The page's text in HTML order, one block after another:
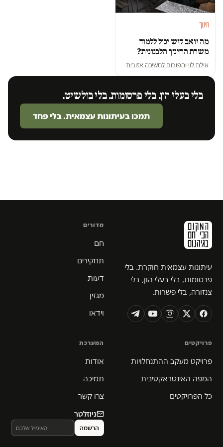
חינוך
מה יואב קיש יכול ללמוד
משרת החינוך הלבנונית?
אילת לוי והפורום לחשיבה אזורית
בלי בעלי הון. בלי פרסומות. בלי בולשיט.
תמכו בעיתונות עצמאית. בלי פחד
עיתונות עצמאית חוקרת. בלי
פרסומות, בלי בעלי הון, בלי
צנזורה, בלי פשרות.
מדורים
חם
תחקירים
דעות
מגזין
וידאו
פרויקטים
פרויקט מעקב ההתנחלויות
המפה האינטראקטיבית
כל הפרויקטים
המערכת
אודות
תמיכה
צרו קשר
ניוזלטר